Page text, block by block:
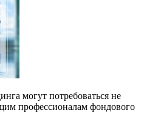
могут потребоваться не
профессионалам фондового